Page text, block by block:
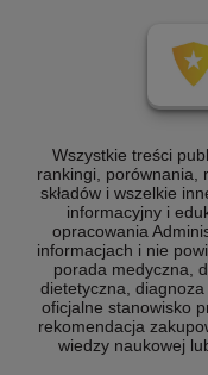
Wszystkie treści
rankingi, porównania,
składów i wszelkie
informacyjny i
opracowania
informacjach i nie
porada medyczna,
dietetyczna,
oficjalne stanowisko
rekomendacja
wiedzy naukowej